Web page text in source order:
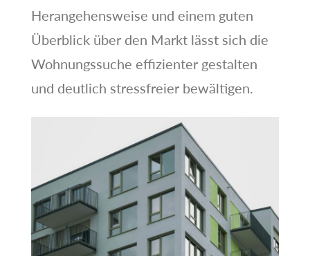
Herangehensweise und einem guten
Überblick über den Markt lässt sich die
Wohnungssuche effizienter gestalten
und deutlich stressfreier bewältigen.